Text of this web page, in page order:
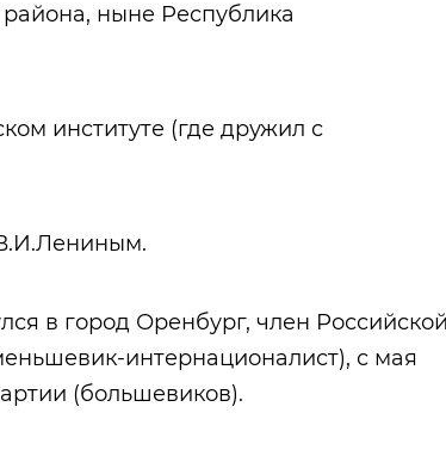
ныне Республика
институте (где дружил с
в город Оренбург, член
интернационалист), с мая
(большевиков).